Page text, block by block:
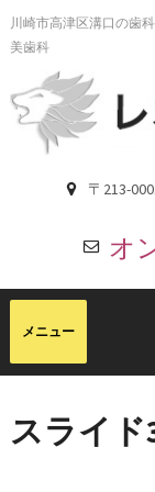
川崎市高津区溝口の歯
美歯科
〒213-
オ
スライド